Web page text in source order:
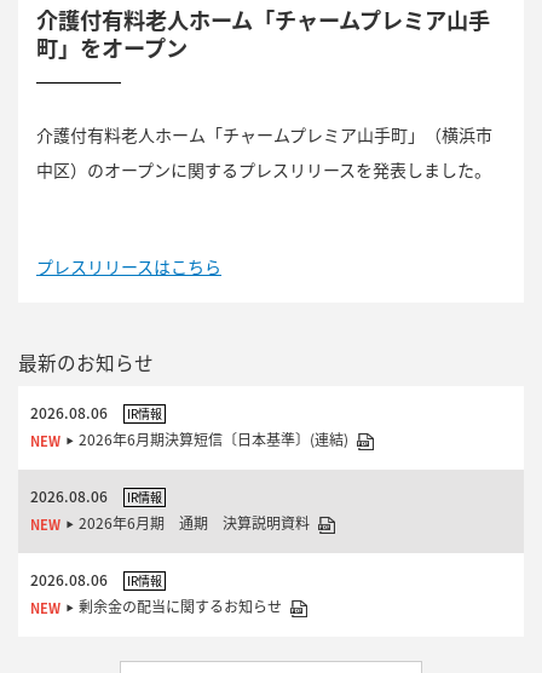
介護付有料老人ホーム「チャームプレミア山手
町」をオープン
介護付有料老人ホーム「チャームプレミア山手町」（横浜市
中区）のオープンに関するプレスリリースを発表しました。
プレスリリースはこちら
最新のお知らせ
2026.08.06 IR情報
2026年6月期決算短信〔日本基準〕(連結)
2026.08.06 IR情報
2026年6月期 通期 決算説明資料
2026.08.06 IR情報
剰余金の配当に関するお知らせ